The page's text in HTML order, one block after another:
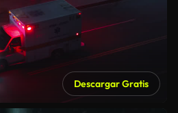
Descargar Gratis